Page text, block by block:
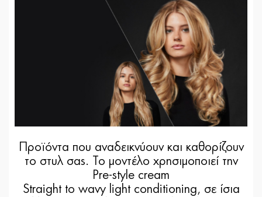
Προϊόντα που αναδεικνύουν και καθορίζουν
το στυλ σας. Το μοντέλο χρησιμοποιεί την
Pre-style cream
Straight to wavy light conditioning, σε ίσια